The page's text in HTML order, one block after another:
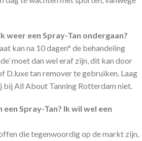
weer een Spray-Tan ondergaan?
kan na 10 dagen* de behandeling
moet dan wel eraf zijn, dit kan door
D.luxe tan remover te gebruiken. Laag
bij All About Tanning Rotterdam niet.
Spray-Tan? Ik wil wel een
die tegenwoordig op de markt zijn,